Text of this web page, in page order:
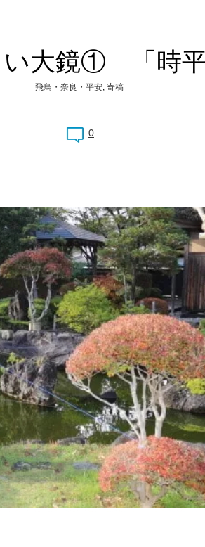
大鏡① 「時平
飛鳥・奈良・平安, 寄稿
0